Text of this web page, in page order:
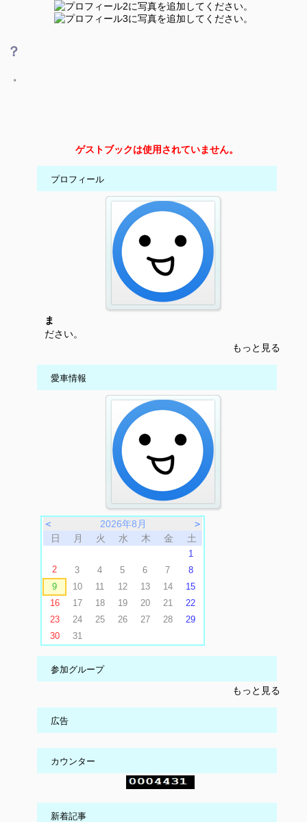
？
。
ゲストブックは使用されていません。
プロフィール
ま
ださい。
もっと見る
愛車情報
＜ 2026年8月
＞
日
月 火 水 木 金 土
1
2
3 4 5 6 7
8
9
10 11 12 13 14
15
16
17 18 19 20 21
22
23
24 25 26 27 28
29
30
31
参加グループ
もっと見る
広告
カウンター
新着記事